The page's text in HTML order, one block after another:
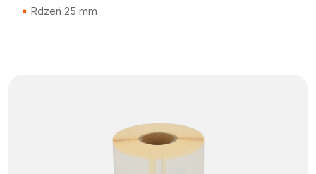
Rdzeń 25 mm